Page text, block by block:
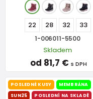
22 28 32 33
1-006011-5500
Skladem
od 81,7 € s DPH
POSLEDNÉ KUSY
MEMBRÁNA
SUN25
POSLEDNÍ NA SKLADĚ